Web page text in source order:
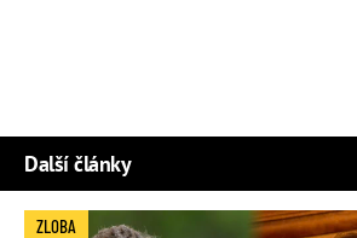
Další články
ZLOBA